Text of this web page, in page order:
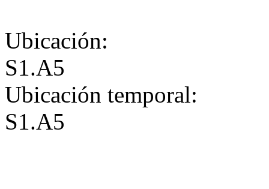
Ubicación:
S1.A5
Ubicación temporal:
S1.A5